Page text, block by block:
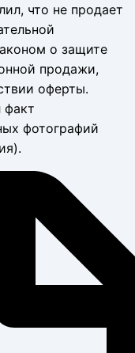
что не продает
о защите
продажи,
оферты.
факт
фотографий